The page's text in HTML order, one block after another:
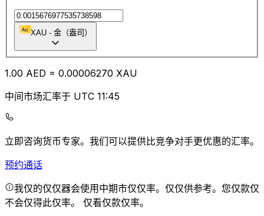
XAU - 金（盎司）
1.00 AED = 0.00006270 XAU
中间市场汇率于 UTC 11:45
立即咨询货币专家。 我们可以提供比竞争对手更优惠的汇率。
预约通话
我仅的仅仅器会使用中期市仅仅率。仅仅供参考。您仅款仅
不会仅得此仅率。 仅看仅款仅率。